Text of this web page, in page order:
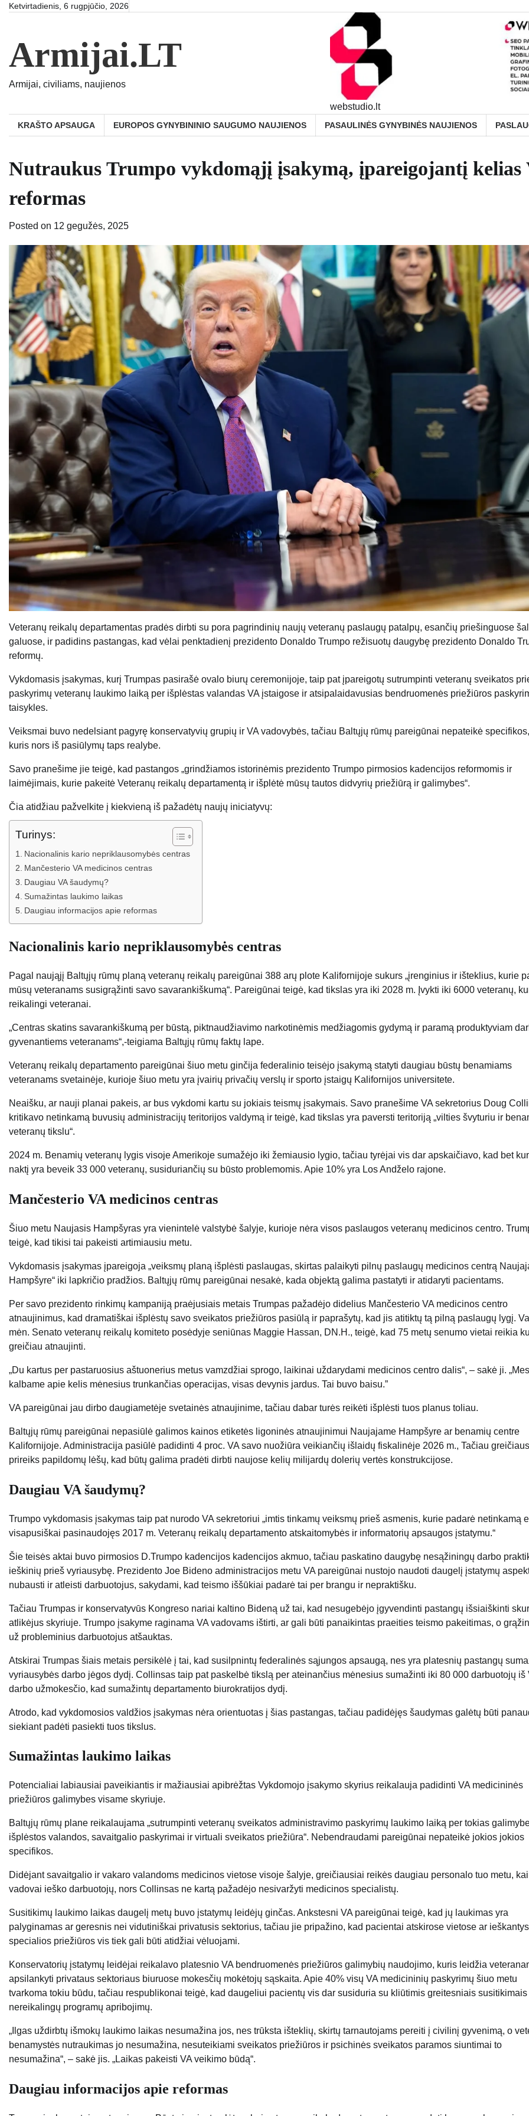
SkipKetvirtadienis, 6 rugpjūčio, 2026
Armijai.LT
Armijai, civiliams, naujienos
webstudio.lt
KRAŠTO APSAUGA EUROPOS GYNYBININIO SAUGUMO NAUJIENOS PASAULINĖS GYNYBINĖS NAUJIENOS
Nutraukus Trumpo vykdomąjį įsakymą, įpareigojantį kelias
reformas
Posted on 12 gegužės, 2025
Veteranų reikalų departamentas pradės dirbti su pora pagrindinių naujų veteranų paslaugų patalpų, esančių priešinguose
galuose, ir padidins pastangas, kad vėlai penktadienį prezidento Donaldo Trumpo režisuotų daugybę prezidento Donaldo
reformų.
Vykdomasis įsakymas, kurį Trumpas pasirašė ovalo biurų ceremonijoje, taip pat įpareigotų sutrumpinti veteranų sveikatos
paskyrimų veteranų laukimo laiką per išplėstas valandas VA įstaigose ir atsipalaidavusias bendruomenės priežiūros
taisykles.
Veiksmai buvo nedelsiant pagyrę konservatyvių grupių ir VA vadovybės, tačiau Baltųjų rūmų pareigūnai nepateikė
kuris nors iš pasiūlymų taps realybe.
Savo pranešime jie teigė, kad pastangos „grindžiamos istorinėmis prezidento Trumpo pirmosios kadencijos reformomis ir
laimėjimais, kurie pakeitė Veteranų reikalų departamentą ir išplėtė mūsų tautos didvyrių priežiūrą ir galimybes“.
Čia atidžiau pažvelkite į kiekvieną iš pažadėtų naujų iniciatyvų:
Turinys:
Nacionalinis kario nepriklausomybės centras
Mančesterio VA medicinos centras
Daugiau VA šaudymų?
Sumažintas laukimo laikas
Daugiau informacijos apie reformas
Nacionalinis kario nepriklausomybės centras
Pagal naująjį Baltųjų rūmų planą veteranų reikalų pareigūnai 388 arų plote Kalifornijoje sukurs „įrenginius ir išteklius, kurie
mūsų veteranams susigrąžinti savo savarankiškumą“. Pareigūnai teigė, kad tikslas yra iki 2028 m. Įvykti iki 6000 veteranų,
reikalingi veteranai.
„Centras skatins savarankiškumą per būstą, piktnaudžiavimo narkotinėmis medžiagomis gydymą ir paramą produktyviam
gyvenantiems veteranams“,-teigiama Baltųjų rūmų faktų lape.
Veteranų reikalų departamento pareigūnai šiuo metu ginčija federalinio teisėjo įsakymą statyti daugiau būstų benamiams
veteranams svetainėje, kurioje šiuo metu yra įvairių privačių verslų ir sporto įstaigų Kalifornijos universitete.
Neaišku, ar nauji planai pakeis, ar bus vykdomi kartu su jokiais teismų įsakymais. Savo pranešime VA sekretorius Doug
kritikavo netinkamą buvusių administracijų teritorijos valdymą ir teigė, kad tikslas yra paversti teritoriją „vilties švyturiu ir
veteranų tikslu“.
2024 m. Benamių veteranų lygis visoje Amerikoje sumažėjo iki žemiausio lygio, tačiau tyrėjai vis dar apskaičiavo, kad bet
naktį yra beveik 33 000 veteranų, susiduriančių su būsto problemomis. Apie 10% yra Los Andželo rajone.
Mančesterio VA medicinos centras
Šiuo metu Naujasis Hampšyras yra vienintelė valstybė šalyje, kurioje nėra visos paslaugos veteranų medicinos centro.
teigė, kad tikisi tai pakeisti artimiausiu metu.
Vykdomasis įsakymas įpareigoja „veiksmų planą išplėsti paslaugas, skirtas palaikyti pilnų paslaugų medicinos centrą
Hampšyre“ iki lapkričio pradžios. Baltųjų rūmų pareigūnai nesakė, kada objektą galima pastatyti ir atidaryti pacientams.
Per savo prezidento rinkimų kampaniją praėjusiais metais Trumpas pažadėjo didelius Mančesterio VA medicinos centro
atnaujinimus, kad dramatiškai išplėstų savo sveikatos priežiūros pasiūlą ir paprašytų, kad jis atitiktų tą pilną paslaugų lygį.
mėn. Senato veteranų reikalų komiteto posėdyje seniūnas Maggie Hassan, DN.H., teigė, kad 75 metų senumo vietai reikia
greičiau atnaujinti.
„Du kartus per pastaruosius aštuonerius metus vamzdžiai sprogo, laikinai uždarydami medicinos centro dalis“, – sakė ji. „Mes
kalbame apie kelis mėnesius trunkančias operacijas, visas devynis jardus. Tai buvo baisu.”
VA pareigūnai jau dirbo daugiametėje svetainės atnaujinime, tačiau dabar turės reikėti išplėsti tuos planus toliau.
Baltųjų rūmų pareigūnai nepasiūlė galimos kainos etiketės ligoninės atnaujinimui Naujajame Hampšyre ar benamių centre
Kalifornijoje. Administracija pasiūlė padidinti 4 proc. VA savo nuožiūra veikiančių išlaidų fiskalinėje 2026 m., Tačiau
prireiks papildomų lėšų, kad būtų galima pradėti dirbti naujose kelių milijardų dolerių vertės konstrukcijose.
Daugiau VA šaudymų?
Trumpo vykdomasis įsakymas taip pat nurodo VA sekretoriui „imtis tinkamų veiksmų prieš asmenis, kurie padarė netinkamą
visapusiškai pasinaudojęs 2017 m. Veteranų reikalų departamento atskaitomybės ir informatorių apsaugos įstatymu.“
Šie teisės aktai buvo pirmosios D.Trumpo kadencijos kadencijos akmuo, tačiau paskatino daugybę nesąžiningų darbo
ieškinių prieš vyriausybę. Prezidento Joe Bideno administracijos metu VA pareigūnai nustojo naudoti daugelį įstatymų
nubausti ir atleisti darbuotojus, sakydami, kad teismo iššūkiai padarė tai per brangu ir nepraktišku.
Tačiau Trumpas ir konservatyvūs Kongreso nariai kaltino Bideną už tai, kad nesugebėjo įgyvendinti pastangų išsiaiškinti
atlikėjus skyriuje. Trumpo įsakyme raginama VA vadovams ištirti, ar gali būti panaikintas praeities teismo pakeitimas, o
už probleminius darbuotojus atšauktas.
Atskirai Trumpas šiais metais persikėlė į tai, kad susilpnintų federalinės sąjungos apsaugą, nes yra platesnių pastangų
vyriausybės darbo jėgos dydį. Collinsas taip pat paskelbė tikslą per ateinančius mėnesius sumažinti iki 80 000 darbuotojų iš
darbo užmokesčio, kad sumažintų departamento biurokratijos dydį.
Atrodo, kad vykdomosios valdžios įsakymas nėra orientuotas į šias pastangas, tačiau padidėjęs šaudymas galėtų būti
siekiant padėti pasiekti tuos tikslus.
Sumažintas laukimo laikas
Potencialiai labiausiai paveikiantis ir mažiausiai apibrėžtas Vykdomojo įsakymo skyrius reikalauja padidinti VA medicininės
priežiūros galimybes visame skyriuje.
Baltųjų rūmų plane reikalaujama „sutrumpinti veteranų sveikatos administravimo paskyrimų laukimo laiką per tokias
išplėstos valandos, savaitgalio paskyrimai ir virtuali sveikatos priežiūra“. Nebendraudami pareigūnai nepateikė jokios jokios
specifikos.
Didėjant savaitgalio ir vakaro valandoms medicinos vietose visoje šalyje, greičiausiai reikės daugiau personalo tuo metu,
vadovai ieško darbuotojų, nors Collinsas ne kartą pažadėjo nesivaržyti medicinos specialistų.
Susitikimų laukimo laikas daugelį metų buvo įstatymų leidėjų ginčas. Ankstesni VA pareigūnai teigė, kad jų laukimas yra
palyginamas ar geresnis nei vidutiniškai privatusis sektorius, tačiau jie pripažino, kad pacientai atskirose vietose ar ieškantys
specialios priežiūros vis tiek gali būti atidžiai vėluojami.
Konservatorių įstatymų leidėjai reikalavo platesnio VA bendruomenės priežiūros galimybių naudojimo, kuris leidžia
apsilankyti privataus sektoriaus biuruose mokesčių mokėtojų sąskaita. Apie 40% visų VA medicininių paskyrimų šiuo metu
tvarkoma tokiu būdu, tačiau respublikonai teigė, kad daugeliui pacientų vis dar susiduria su kliūtimis greitesniais susitikimais
nereikalingų programų apribojimų.
„Ilgas uždirbtų išmokų laukimo laikas nesumažina jos, nes trūksta išteklių, skirtų tarnautojams pereiti į civilinį gyvenimą, o
benamystės nutraukimas jo nesumažina, nesuteikiami sveikatos priežiūros ir psichinės sveikatos paramos siuntimai to
nesumažina“, – sakė jis. „Laikas pakeisti VA veikimo būdą“.
Daugiau informacijos apie reformas